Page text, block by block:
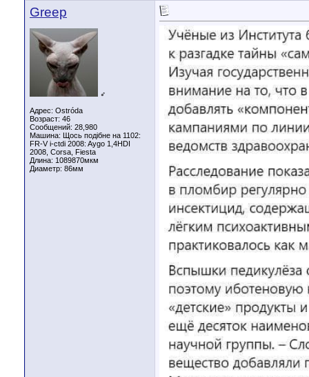
Greep
♂
Адрес: Ostróda
Возраст: 46
Сообщений: 28,980
Машина: Щось подібне на 1102:
FR-V i-ctdi 2008: Aygo 1,4HDI
2008, Corsa, Fiesta
Длина: 1089870мкм
Диаметр: 86мм